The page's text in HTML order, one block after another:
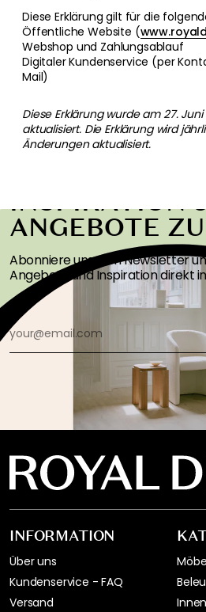
Diese Erklärung gilt für die
Öffentliche Website (
Webshop und Zahlungsablauf
Digitaler Kundenservice (per
Mail)
Diese Erklärung wurde am 27.
aktualisiert. Die Erklärung wird
Änderungen aktualisiert.
INSPIRATION
ANGEBOTE
Abonniere unseren Newsletter
Angebote und Inspiration direkt
INFORMATION
Über uns
Kundenservice - FAQ
Versand